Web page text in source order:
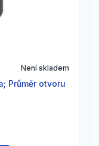
Není skladem